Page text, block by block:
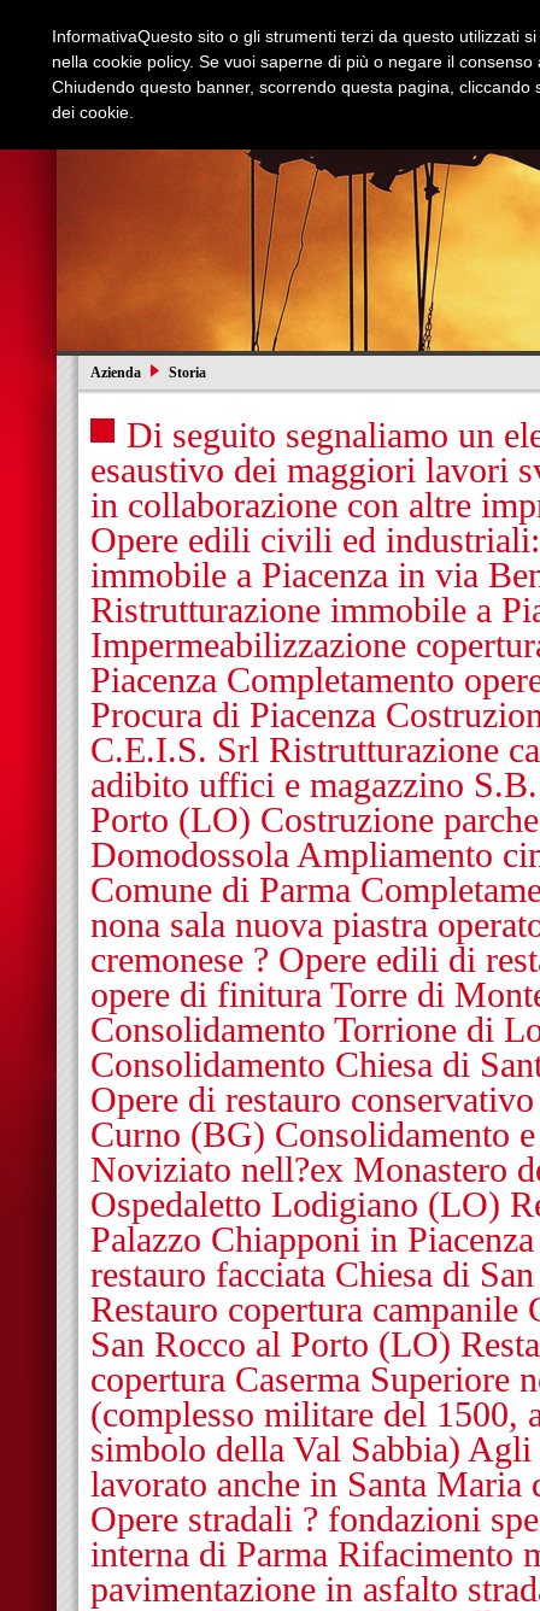
Azienda Storia
Di seguito segnaliamo un
esaustivo dei maggiori lavori
in collaborazione con altre
Opere edili civili ed
immobile a Piacenza in via
Ristrutturazione immobile a
Impermeabilizzazione
Piacenza Completamento
Procura di Piacenza
C.E.I.S. Srl Ristrutturazione
adibito uffici e magazzino
Porto (LO) Costruzione
Domodossola Ampliamento
Comune di Parma
nona sala nuova piastra
cremonese ? Opere edili di
opere di finitura Torre di
Consolidamento Torrione di
Consolidamento Chiesa di
Opere di restauro
Curno (BG) Consolidamento
Noviziato nell?ex Monastero
Ospedaletto Lodigiano (LO)
Palazzo Chiapponi in
restauro facciata Chiesa di
Restauro copertura campanile
San Rocco al Porto (LO)
copertura Caserma Superiore
(complesso militare del 1500,
simbolo della Val Sabbia)
lavorato anche in Santa
Opere stradali ? fondazioni
interna di Parma Rifacimento
pavimentazione in asfalto
InformativaQuesto sito o gli strumenti terzi da questo utilizzati
nella cookie policy. Se vuoi saperne di più o negare il
Chiudendo questo banner, scorrendo questa pagina,
dei cookie.